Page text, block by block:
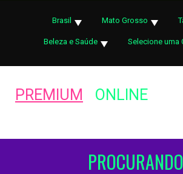
Brasil Mato Grosso
Beleza e Saúde Selecione uma
PREMIUM ONLINE
PROCURANDO